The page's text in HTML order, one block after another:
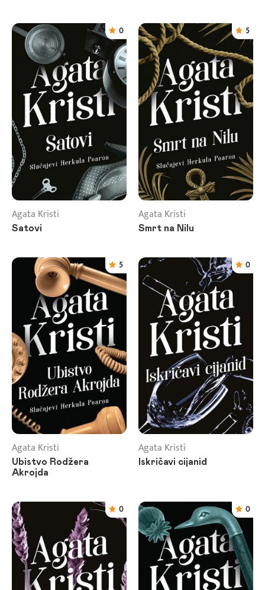
0
Agata Kristi
Satovi
5
Agata Kristi
Smrt na Nilu
5
Agata Kristi
Ubistvo Rodžera
Akrojda
0
Agata Kristi
Iskričavi cijanid
0 0